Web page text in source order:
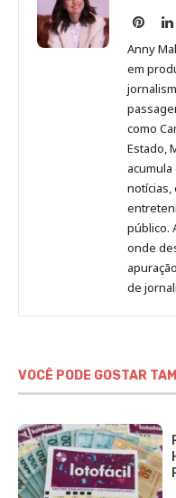
Anny
no
Anny
em
como
Estado,
notícias,
público.
onde
de
VOCÊ PODE GOSTAR